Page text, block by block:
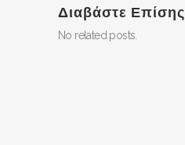
Διαβάστε Επίσης
No related posts.